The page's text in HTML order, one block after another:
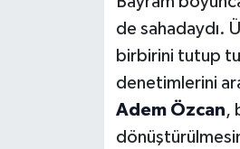
de sahadaydı.
birbirini tutup
denetimlerini
Adem Özcan,